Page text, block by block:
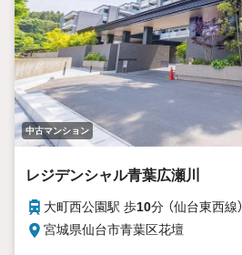
中古マンション
レジデンシャル青葉広瀬川
大町西公園駅 歩10分 （仙台東西線）
宮城県仙台市青葉区花壇